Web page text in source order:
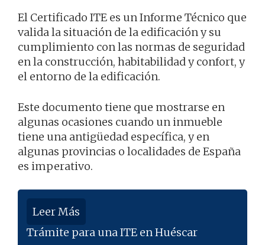
El Certificado ITE es un Informe Técnico que
valida la situación de la edificación y su
cumplimiento con las normas de seguridad
en la construcción, habitabilidad y confort, y
el entorno de la edificación.
Este documento tiene que mostrarse en
algunas ocasiones cuando un inmueble
tiene una antigüedad específica, y en
algunas provincias o localidades de España
es imperativo.
Leer Más
Trámite para una ITE en Huéscar